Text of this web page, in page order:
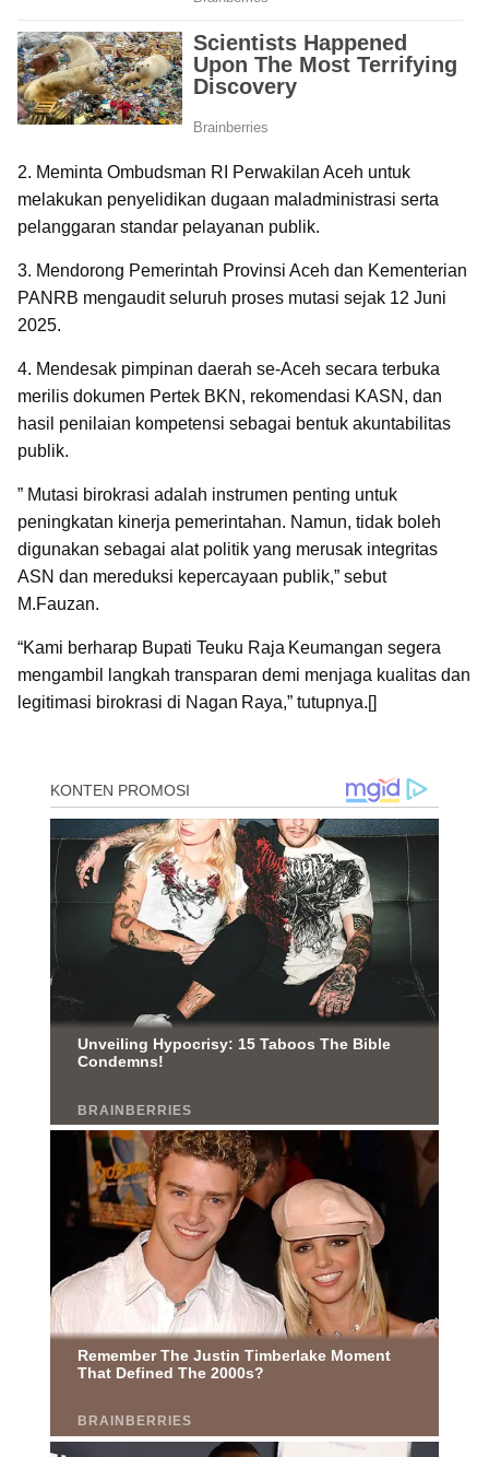
2. Meminta Ombudsman RI Perwakilan Aceh untuk
melakukan penyelidikan dugaan maladministrasi serta
pelanggaran standar pelayanan publik.
3. Mendorong Pemerintah Provinsi Aceh dan Kementerian
PANRB mengaudit seluruh proses mutasi sejak 12 Juni
2025.
4. Mendesak pimpinan daerah se-Aceh secara terbuka
merilis dokumen Pertek BKN, rekomendasi KASN, dan
hasil penilaian kompetensi sebagai bentuk akuntabilitas
publik.
” Mutasi birokrasi adalah instrumen penting untuk
peningkatan kinerja pemerintahan. Namun, tidak boleh
digunakan sebagai alat politik yang merusak integritas
ASN dan mereduksi kepercayaan publik,” sebut
M.Fauzan.
“Kami berharap Bupati Teuku Raja Keumangan segera
mengambil langkah transparan demi menjaga kualitas dan
legitimasi birokrasi di Nagan Raya,” tutupnya.[]